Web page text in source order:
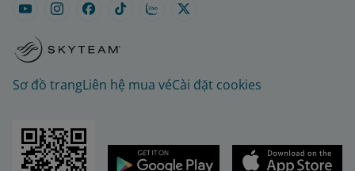
Sơ đồ trangLiên hệ mua véCài đặt cookies